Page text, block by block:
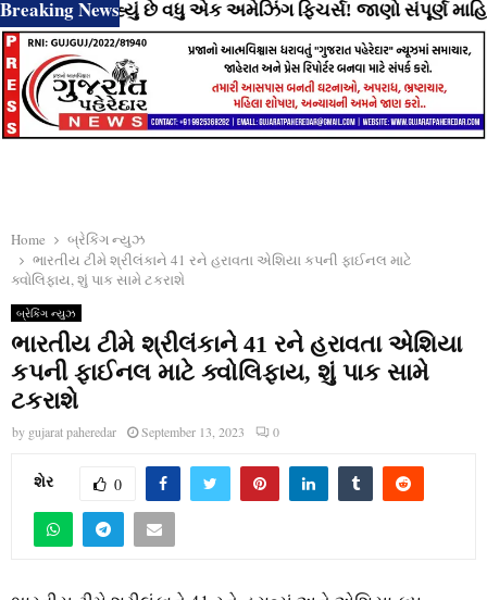
Breaking News
રહ્યું છે વધુ એક અમેઝિંગ ફિચર્સ! જાણો સંપૂર્ણ માહિતી
Home
બ્રેકિંગ ન્યુઝ
ભારતીય ટીમે શ્રીલંકાને 41 રને હરાવતા એશિયા કપની ફાઈનલ માટે
ક્વોલિફાય, શું પાક સામે ટકરાશે
બ્રેકિંગ ન્યુઝ
ભારતીય ટીમે શ્રીલંકાને 41 રને હરાવતા એશિયા
કપની ફાઈનલ માટે ક્વોલિફાય, શું પાક સામે
ટકરાશે
by gujarat paheredar September 13, 2023 0
શેર 0